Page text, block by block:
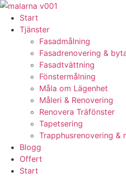
Skip
content
Start
Tjänster
Fasadmålning
Fasadrenovering &
Fasadtvättning
Fönstermålning
Måla om Lägenhet
Måleri & Renovering
Renovera Träfönster
Tapetsering
Trapphusrenovering &
Blogg
Offert
Start